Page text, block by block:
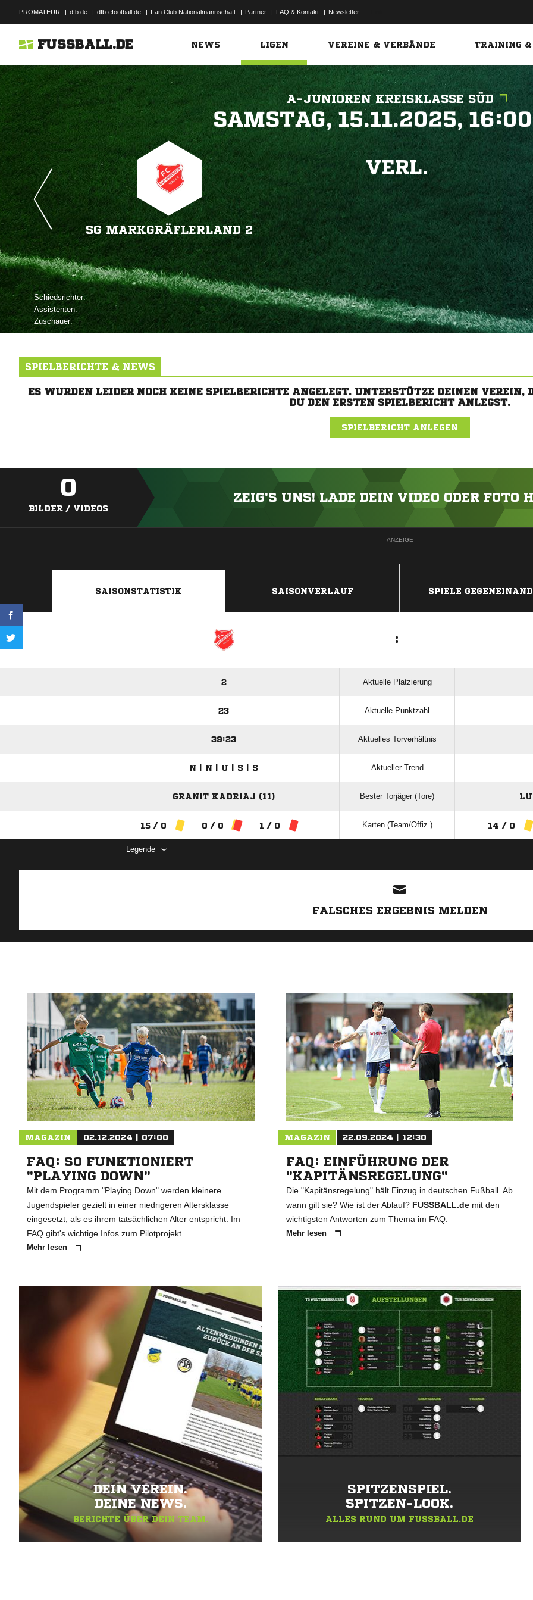
PROMATEUR | dfb.de | dfb-efootball.de | Fan Club Nationalmannschaft | Partner | FAQ & Kontakt | Newsletter
FUSSBALL.DE NEWS LIGEN VEREINE & VERBÄNDE TRAINING &
A-JUNIOREN KREISKLASSE SÜD
 
SG MARKGRÄFLERLAND 2
VERL.
Schiedsrichter:
Assistenten:
Zuschauer:
SPIELBERICHTE & NEWS
ES WURDEN LEIDER NOCH KEINE SPIELBERICHTE ANGELEGT. UNTERSTÜTZE DEINEN
DU DEN ERSTEN SPIELBERICHT ANLEGST.
SPIELBERICHT ANLEGEN
0
BILDER / VIDEOS
ZEIG'S UNS! LADE DEIN VIDEO ODER FOTO
ANZEIGE
SAISONSTATISTIK SAISONVERLAUF SPIELE
:
2 Aktuelle Platzierung
23 Aktuelle Punktzahl
39:23 Aktuelles Torverhältnis
N | N | U | S | S Aktueller Trend
GRANIT KADRIAJ (11) Bester Torjäger (Tore)
15 / 0 0 / 0 1 / 0 Karten (Team/Offiz.) 14 / 0
Legende
FALSCHES ERGEBNIS MELDEN
MAGAZIN 02.12.2024 | 07:00
FAQ: SO FUNKTIONIERT
"PLAYING DOWN"
Mit dem Programm "Playing Down" werden kleinere
Jugendspieler gezielt in einer niedrigeren Altersklasse
eingesetzt, als es ihrem tatsächlichen Alter entspricht. Im
FAQ gibt's wichtige Infos zum Pilotprojekt.
Mehr lesen
MAGAZIN 22.09.2024 | 12:30
FAQ: EINFÜHRUNG DER
"KAPITÄNSREGELUNG"
Die "Kapitänsregelung" hält Einzug in deutschen Fußball. Ab
wann gilt sie? Wie ist der Ablauf? FUSSBALL.demit den
wichtigsten Antworten zum Thema im FAQ.
Mehr lesen
DEIN VEREIN.
DEINE NEWS.
BERICHTE ÜBER DEIN TEAM.
SPITZENSPIEL.
SPITZEN-LOOK.
ALLES RUND UM FUSSBALL.DE